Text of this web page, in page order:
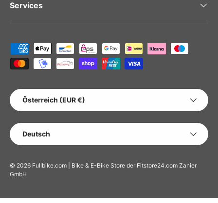
Services
Zahlungsmethoden
LAND/REGION
Österreich (EUR €)
SPRACHE
Deutsch
© 2026 Fullbike.com | Bike & E-Bike Store der Fitstore24.com Zanier
GmbH